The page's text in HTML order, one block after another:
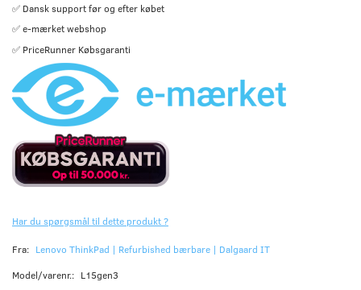
✅ Dansk support før og efter købet
✅ e-mærket webshop
✅ PriceRunner Købsgaranti
Har du spørgsmål til dette produkt ?
Fra: Lenovo ThinkPad | Refurbished bærbare | Dalgaard IT
Model/varenr.: L15gen3